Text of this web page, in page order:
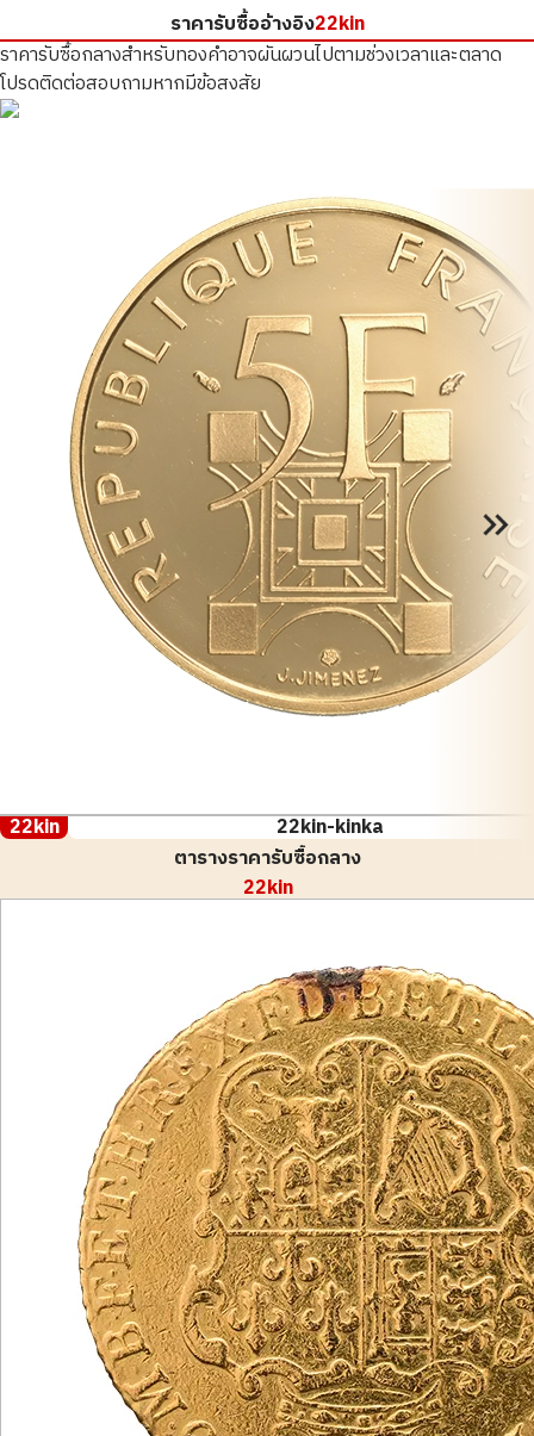
ราคารับซื้ออ้างอิง22kin
ราคารับซื้อกลางสำหรับทองคำอาจผันผวนไปตามช่วงเวลาและตลาด
โปรดติดต่อสอบถามหากมีข้อสงสัย
22kin
22kin-kinka
ตารางราคารับซื้อกลาง
22kin